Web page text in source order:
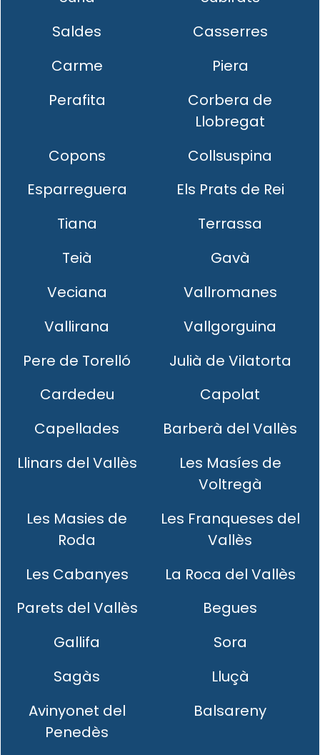
Saldes
Casserres
Carme
Piera
Perafita
Corbera de
Llobregat
Copons
Collsuspina
Esparreguera
Els Prats de Rei
Tiana
Terrassa
Teià
Gavà
Veciana
Vallromanes
Vallirana
Vallgorguina
Pere de Torelló
Julià de Vilatorta
Cardedeu
Capolat
Capellades
Barberà del Vallès
Llinars del Vallès
Les Masíes de
Voltregà
Les Masies de
Roda
Les Franqueses del
Vallès
Les Cabanyes
La Roca del Vallès
Parets del Vallès
Begues
Gallifa
Sora
Sagàs
Lluçà
Avinyonet del
Penedès
Balsareny